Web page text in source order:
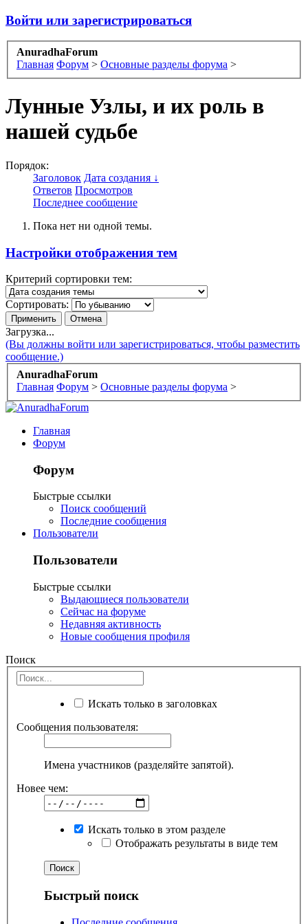
Войти или зарегистрироваться
AnuradhaForum
Главная Форум > Основные разделы форума >
Лунные Узлы, и их роль в
нашей судьбе
Порядок:
Заголовок Дата создания ↓
Ответов Просмотров
Последнее сообщение
Пока нет ни одной темы.
Настройки отображения тем
Критерий сортировки тем:
Сортировать:
Загрузка...
(Вы должны войти или зарегистрироваться, чтобы разместить
сообщение.)
AnuradhaForum
Главная Форум > Основные разделы форума >
Главная
Форум
Форум
Быстрые ссылки
Поиск сообщений
Последние сообщения
Пользователи
Пользователи
Быстрые ссылки
Выдающиеся пользователи
Сейчас на форуме
Недавняя активность
Новые сообщения профиля
Поиск
Искать только в заголовках
Сообщения пользователя:
Имена участников (разделяйте запятой).
Новее чем:
Искать только в этом разделе
Отображать результаты в виде тем
Быстрый поиск